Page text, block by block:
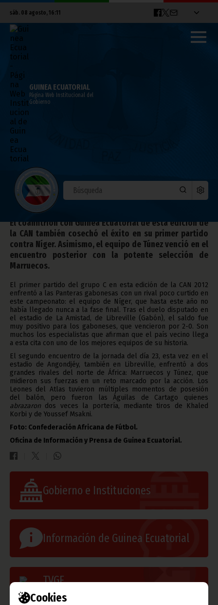
Cookies
sáb. 08 agosto, 16:11
GUINEA ECUATORIAL
Página Web Institucional del
Gobierno
Gabón también vence en su primer
partido
enero 25, 2012
Noticias Deportes
El coanfitrión con Guinea Ecuatorial de esta edición de
la CAN también cosechó el éxito en su primer partido
contra Níger. Asimismo, el equipo de Túnez venció en el
encuentro posterior con la potente selección de
Marruecos.
El primer partido del grupo C en esta edición de la CAN 2012
enfrentó a las Panteras gabonesas con un rival poco curtido en
este campeonato: el equipo de Níger, que hasta este año no
había llegado nunca a la fase final. Tras el duelo disputado en
el estadio de La Amistad, de Libreville (Gabón), el saldo fue
muy positivo para los gaboneses, que vencieron por 2-0. Son
muchos los especialistas que afirman que el país vecino llega
a esta cita con uno de los mejores equipos de su historia.
El segundo encuentro de la jornada del día 23, esta vez en el
estadio de Angondjéy, también en Libreville, enfrentó a dos
grandes rivales del norte de África: Marruecos y Túnez, que
midieron sus fuerzas en un reto marcado por la acción. Los
Leones del Atlas tuvieron múltiples momentos de posesión
del balón, pero fueron las Águilas de Cartago quienes
abrazaron dos veces la portería, mediante tiros de Khaled
Korbi y de Youssef Msakni.
Foto: Confederación Africana de Fútbol.
Oficina de Información y Prensa de Guinea Ecuatorial.
Gobierno e Instituciones
Información de Guinea Ecuatorial
TVGE